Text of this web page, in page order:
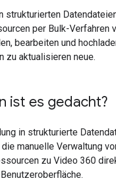
strukturierten
per Bulk-Verfahren
bearbeiten und
zu aktualisieren neue.
ist es gedacht?
in strukturierte
manuelle Verwaltung
zu Video 360